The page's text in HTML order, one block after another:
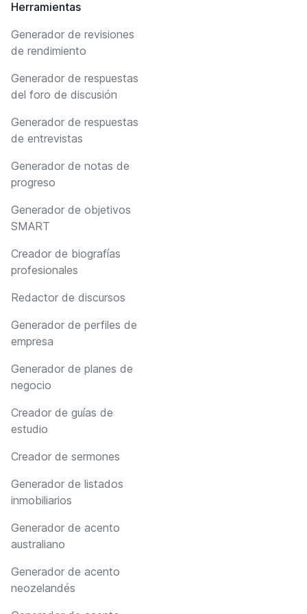
Herramientas
Generador de revisiones
de rendimiento
Generador de respuestas
del foro de discusión
Generador de respuestas
de entrevistas
Generador de notas de
progreso
Generador de objetivos
SMART
Creador de biografías
profesionales
Redactor de discursos
Generador de perfiles de
empresa
Generador de planes de
negocio
Creador de guías de
estudio
Creador de sermones
Generador de listados
inmobiliarios
Generador de acento
australiano
Generador de acento
neozelandés